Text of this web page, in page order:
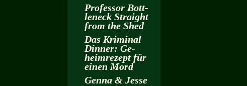
Pro­fes­sor Bott­
len­eck Strai­ght
from the Shed
Das Kri­mi­nal
Din­ner: Ge­
heim­re­zept für
einen Mord
Genna & Jesse